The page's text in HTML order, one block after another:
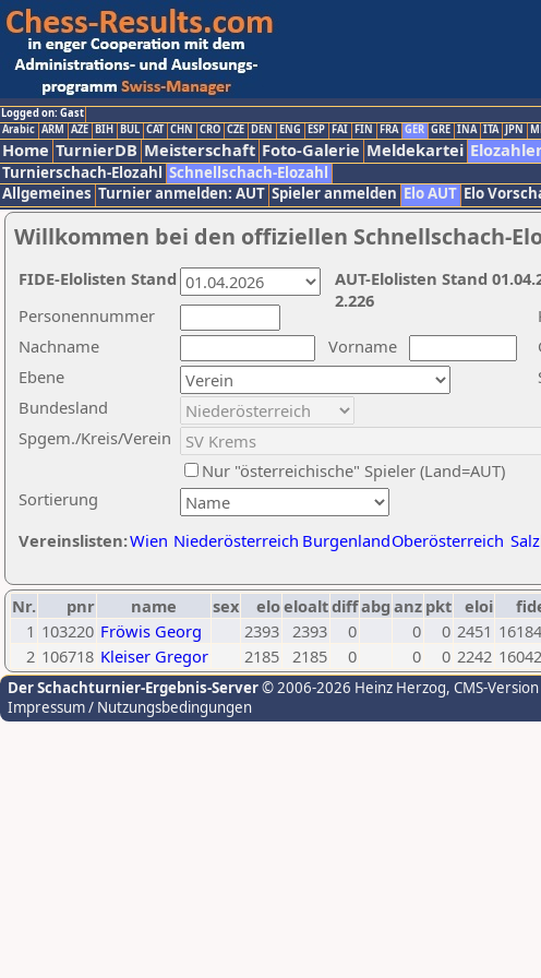
Logged on: Gast
Arabic ARM AZE BIH BUL CAT CHN CRO CZE DEN ENG ESP FAI FIN FRA GER GRE INA ITA JPN
Home TurnierDB Meisterschaft Foto-Galerie Meldekartei
Turnierschach-Elozahl Schnellschach-Elozahl
Allgemeines Turnier anmelden: AUT Spieler anmelden Elo AUT Elo
Willkommen bei den offiziellen Schnellschach-
Nachname
Vorname
Ebene
Sortierung
Personennummer
Bundesland
Spgem./Kreis/Verein
Nur "österreichische" Spieler (Land=AUT)
Vereinslisten:Wien Niederösterreich BurgenlandOberösterreich
AUT-Elolisten Stand
2.226
FIDE-Elolisten Stand
Nr. pnr name sex eloeloaltdiffabg anz pkt eloi
1 103220 Fröwis Georg 2393 2393 0 0 0 2451
2 106718 Kleiser Gregor 2185 2185 0 0 0 2242
Der Schachturnier-Ergebnis-Server© 2006-2026 Heinz Herzog, CMS-
Impressum / Nutzungsbedingungen